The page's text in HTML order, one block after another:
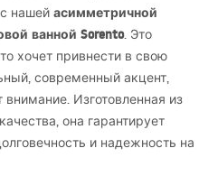
нашей асимметричной
ванной Sorento. Это
хочет привнести в свою
современный акцент,
Изготовленная из
она гарантирует
и надежность на